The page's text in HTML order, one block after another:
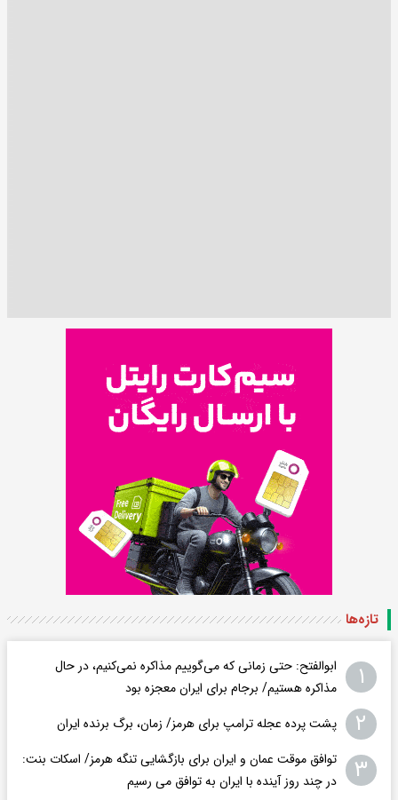
تازه‌ها
۱
ابوالفتح: حتی زمانی که می‌گوییم مذاکره نمی‌کنیم، در حال
مذاکره هستیم/ برجام برای ایران معجزه بود
۲ پشت پرده عجله ترامپ برای هرمز/ زمان، برگ برنده ایران
۳
توافق موقت عمان و ایران برای بازگشایی تنگه هرمز/ اسکات بنت:
در چند روز آینده با ایران به توافق می رسیم